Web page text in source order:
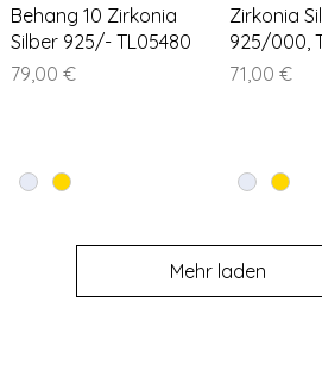
Behang 10 Zirkonia
Silber 925/- TL05480
Preis
79,00 €
Zirkonia
925/000,
Preis
71,00 €
Mehr laden